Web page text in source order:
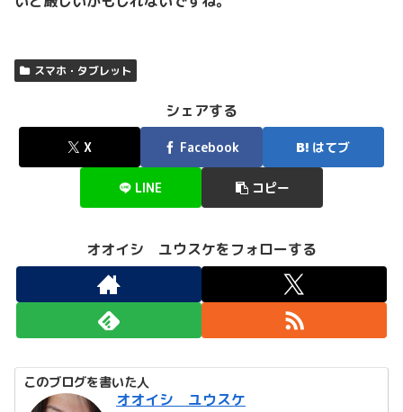
スマホ・タブレット
シェアする
X Facebook はてブ
LINE コピー
オオイシ ユウスケをフォローする
このブログを書いた人
オオイシ ユウスケ